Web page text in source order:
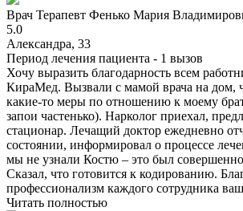
Врач Терапевт Фенько Мария
5.0
Александра, 33
Период лечения пациента - 1 вызов
Хочу выразить благодарность всем
КираМед. Вызвали с мамой врача на дом,
какие-то меры по отношению к моему
запои частенько). Нарколог приехал,
стационар. Лечащий доктор ежедневно
состоянии, информировал о процессе
мы не узнали Костю – это был
Сказал, что готовится к кодированию.
профессионализм каждого сотрудника
Читать полностью